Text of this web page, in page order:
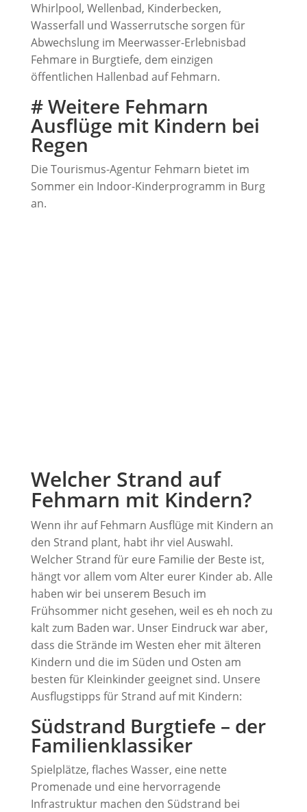
Whirlpool, Wellenbad, Kinderbecken,
Wasserfall und Wasserrutsche sorgen für
Abwechslung im Meerwasser-Erlebnisbad
Fehmare in Burgtiefe, dem einzigen
öffentlichen Hallenbad auf Fehmarn.
# Weitere Fehmarn
Ausflüge mit Kindern bei
Regen
Die Tourismus-Agentur Fehmarn bietet im
Sommer ein Indoor-Kinderprogramm in Burg
an.
Welcher Strand auf
Fehmarn mit Kindern?
Wenn ihr auf Fehmarn Ausflüge mit Kindern an
den Strand plant, habt ihr viel Auswahl.
Welcher Strand für eure Familie der Beste ist,
hängt vor allem vom Alter eurer Kinder ab. Alle
haben wir bei unserem Besuch im
Frühsommer nicht gesehen, weil es eh noch zu
kalt zum Baden war. Unser Eindruck war aber,
dass die Strände im Westen eher mit älteren
Kindern und die im Süden und Osten am
besten für Kleinkinder geeignet sind. Unsere
Ausflugstipps für Strand auf mit Kindern:
Südstrand Burgtiefe – der
Familienklassiker
Spielplätze, flaches Wasser, eine nette
Promenade und eine hervorragende
Infrastruktur machen den Südstrand bei